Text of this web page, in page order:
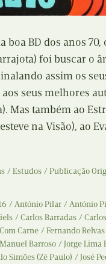
boa BD dos anos 70,
foi buscar o
assim os
seus melhores
Mas também ao
na Visão), ao
Estudos
Publicação
António Pilar
António
Carlos Barradas
Carne Fernando Relvas
Barroso Jorge Lima
Simões (Zé Paulo)
José